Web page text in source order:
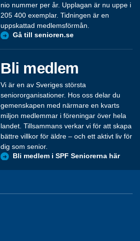
nio nummer per år. Upplagan är nu uppe i
205 400 exemplar. Tidningen är en
uppskattad medlemsförmån.
Gå till senioren.se
Bli medlem
Vi är en av Sveriges största
seniororganisationer. Hos oss delar du
gemenskapen med närmare en kvarts
miljon medlemmar i föreningar över hela
landet. Tillsammans verkar vi för att skapa
bättre villkor för äldre – och ett aktivt liv för
dig som senior.
Bli medlem i SPF Seniorerna här